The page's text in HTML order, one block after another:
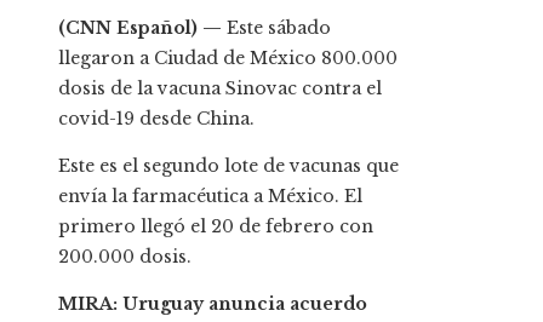
(CNN Español) — Este sábado
llegaron a Ciudad de México 800.000
dosis de la vacuna Sinovac contra el
covid-19 desde China.
Este es el segundo lote de vacunas que
envía la farmacéutica a México. El
primero llegó el 20 de febrero con
200.000 dosis.
MIRA: Uruguay anuncia acuerdo